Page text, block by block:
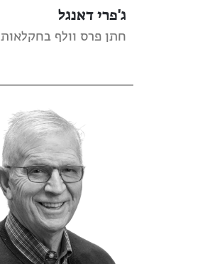
ג'פרי דאנגל
חתן פרס וולף בחקלאות 2025